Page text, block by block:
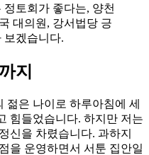
토회가 좋다는, 양천
대의원, 강서법당 긍
보겠습니다.
지
젊은 나이로 하루아침에 세
힘들었습니다. 하지만 저는
신을 차렸습니다. 과하지
을 운영하면서 서툰 집안일